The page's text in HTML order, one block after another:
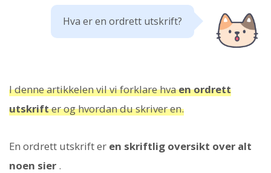
Hva er en ordrett utskrift?
I denne artikkelen vil vi forklare hvaen ordrett
utskrifter og hvordan du skriver en.
En ordrett utskrift er en skriftlig oversikt over alt
noen sier .